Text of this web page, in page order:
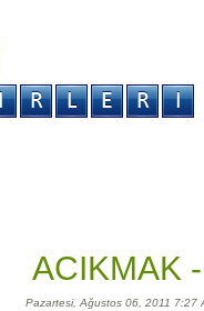
ACIKMAK
Pazartesi, Ağustos 06, 2011 7:27